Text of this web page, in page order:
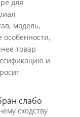
для
модель,
товар
и
слабо
сходству